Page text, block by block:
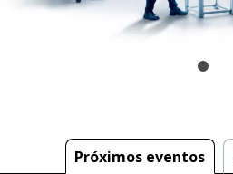
Próximos eventos